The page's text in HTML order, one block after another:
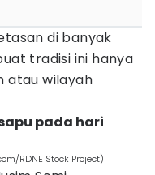
di banyak
tradisi ini hanya
atau wilayah
pada hari
RDNE Stock Project)